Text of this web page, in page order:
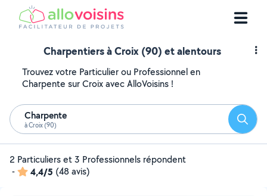
Charpentiers à Croix (90) et alentours
Trouvez votre Particulier ou Professionnel en
Charpente sur Croix avec AlloVoisins !
Charpente
à Croix (90)
2 Particuliers et 3 Professionnels répondent
-
4,4/5 (48 avis)